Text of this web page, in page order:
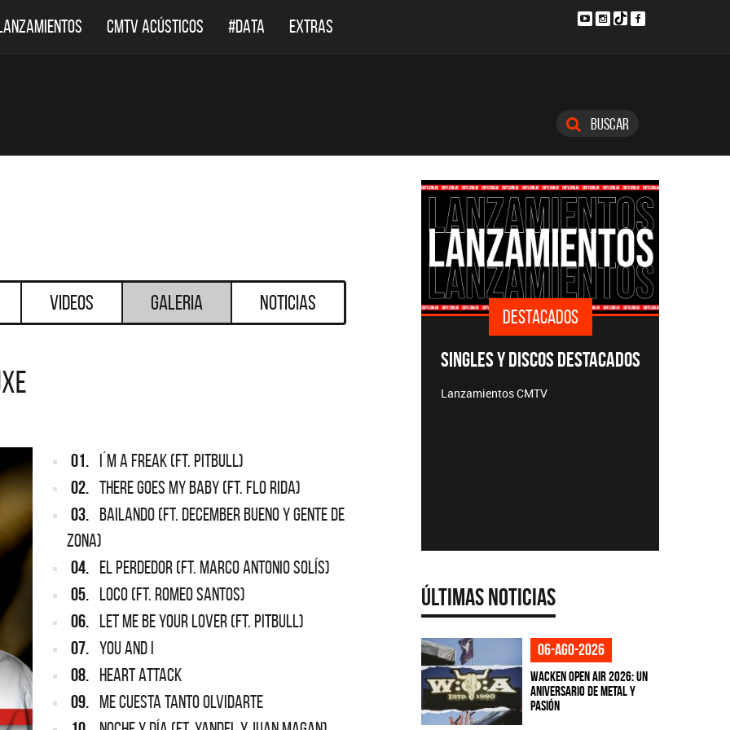
CMTV ACÚSTICOS #DATA EXTRAS
Buscar
Videos Galeria Noticias
01. I´M A FREAK (FT. PITBULL)
02. THERE GOES MY BABY (FT. FLO RIDA)
03. BAILANDO (FT. DECEMBER BUENO Y GENTE DE
ZONA)
04. EL PERDEDOR (FT. MARCO ANTONIO SOLÍS)
05. LOCO (FT. ROMEO SANTOS)
06. LET ME BE YOUR LOVER (FT. PITBULL)
07. YOU AND I
08. HEART ATTACK
09. ME CUESTA TANTO OLVIDARTE
DESTACADOS DESTACADOS DESTACADOS
SINGLES Y DISCOS DESTACADOS
Lanzamientos CMTV
Últimas Noticias
06-ago-2026
Wacken Open Air 2026: Un
aniversario de metal y
pasión